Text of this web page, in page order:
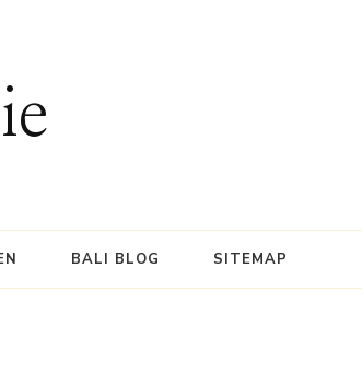
BALI BLOG SITEMAP